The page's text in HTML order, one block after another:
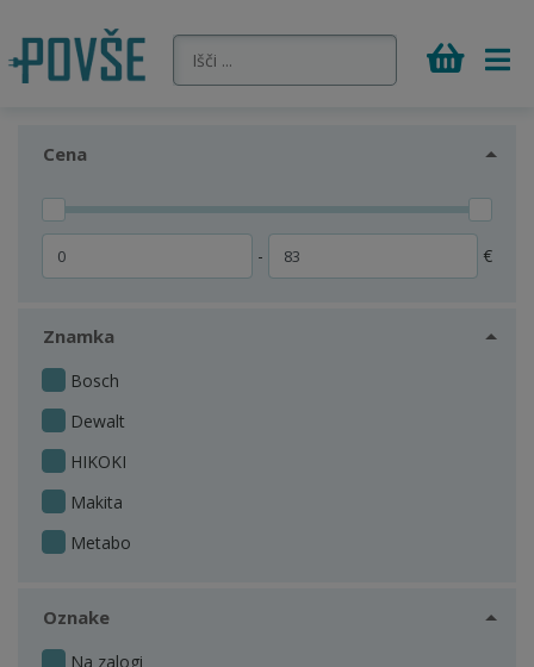
Cena
- €
Znamka
Bosch
Dewalt
HIKOKI
Makita
Metabo
Oznake
Na zalogi